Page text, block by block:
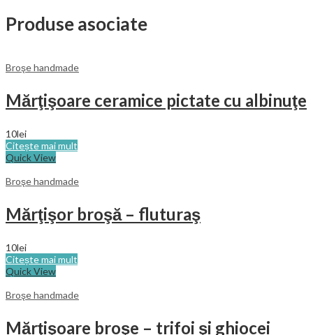
Produse asociate
Broşe handmade
Mărţişoare ceramice pictate cu albinuţe
10lei
Citește mai mult
Quick View
Broşe handmade
Mărţişor broşă – fluturaş
10lei
Citește mai mult
Quick View
Broşe handmade
Mărţişoare broşe – trifoi şi ghiocei